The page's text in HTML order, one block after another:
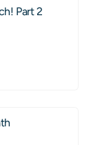
Part 2